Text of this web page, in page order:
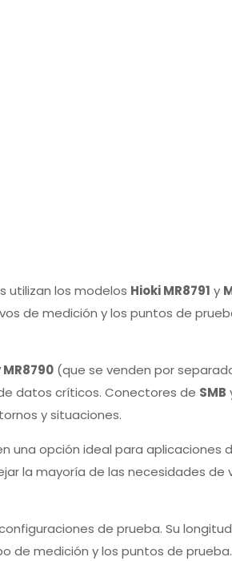
utilizan los modelos Hioki MR8791 y
de medición y los puntos de
MR8790 (que se venden por
datos críticos. Conectores de SMB
y situaciones.
una opción ideal para aplicaciones
la mayoría de las necesidades de
de prueba. Su
de medición y los puntos de prueba.